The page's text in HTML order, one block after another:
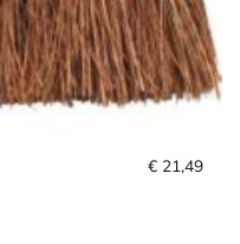
€ 21,49